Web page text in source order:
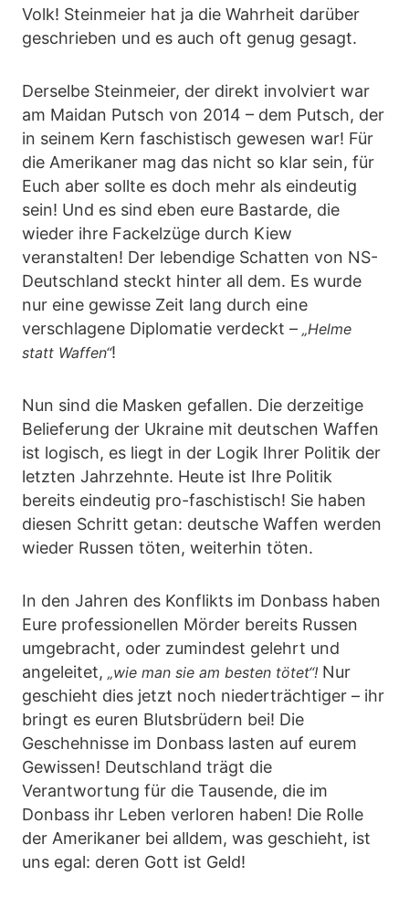
Volk! Steinmeier hat ja die Wahrheit darüber
geschrieben und es auch oft genug gesagt.
Derselbe Steinmeier, der direkt involviert war
am Maidan Putsch von 2014 – dem Putsch, der
in seinem Kern faschistisch gewesen war! Für
die Amerikaner mag das nicht so klar sein, für
Euch aber sollte es doch mehr als eindeutig
sein! Und es sind eben eure Bastarde, die
wieder ihre Fackelzüge durch Kiew
veranstalten! Der lebendige Schatten von NS-
Deutschland steckt hinter all dem. Es wurde
nur eine gewisse Zeit lang durch eine
verschlagene Diplomatie verdeckt – „Helme
statt Waffen“!
Nun sind die Masken gefallen. Die derzeitige
Belieferung der Ukraine mit deutschen Waffen
ist logisch, es liegt in der Logik Ihrer Politik der
letzten Jahrzehnte. Heute ist Ihre Politik
bereits eindeutig pro-faschistisch! Sie haben
diesen Schritt getan: deutsche Waffen werden
wieder Russen töten, weiterhin töten.
In den Jahren des Konflikts im Donbass haben
Eure professionellen Mörder bereits Russen
umgebracht, oder zumindest gelehrt und
angeleitet, „wie man sie am besten tötet“! Nur
geschieht dies jetzt noch niederträchtiger – ihr
bringt es euren Blutsbrüdern bei! Die
Geschehnisse im Donbass lasten auf eurem
Gewissen! Deutschland trägt die
Verantwortung für die Tausende, die im
Donbass ihr Leben verloren haben! Die Rolle
der Amerikaner bei alldem, was geschieht, ist
uns egal: deren Gott ist Geld!